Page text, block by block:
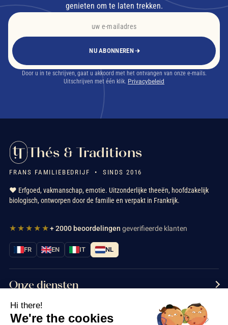
genieten om te laten trekken.
NU ABONNEREN
Door u in te schrijven, gaat u akkoord met het ontvangen van onze e-mails.
Uitschrijven met één klik. Privacybeleid
Thés & Traditions
FRANS FAMILIEBEDRIJF • SINDS 2016
❤️ Erfgoed, vakmanschap, emotie. Uitzonderlijke theeën, hoofdzakelijk
biologisch, ontworpen door de familie en verpakt in Frankrijk.
★★★★★+ 2000 beoordelingen geverifieerde klanten
FR EN IT NL
Onze diensten
Informatie
Hi there!
We're the cookies